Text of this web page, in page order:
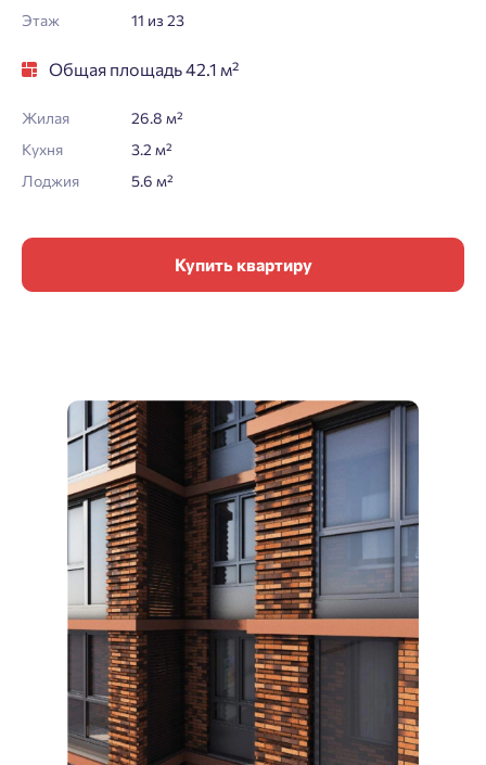
Этаж
11 из 23
Общая площадь 42.1 м²
Жилая
26.8 м²
Кухня
3.2 м²
Лоджия
5.6 м²
Купить квартиру